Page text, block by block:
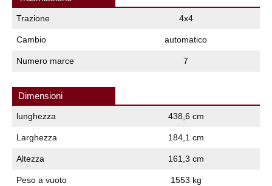
Trazione 4x4
Cambio automatico
Numero marce 7
Dimensioni
lunghezza 438,6 cm
Larghezza 184,1 cm
Altezza 161,3 cm
Peso a vuoto 1553 kg